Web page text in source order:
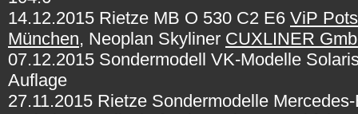
14.12.2015 Rietze MB O 530 C2 E6 ViP
München, Neoplan Skyliner CUXLINER
07.12.2015 Sondermodell VK-Modelle
Auflage
27.11.2015 Rietze Sondermodelle